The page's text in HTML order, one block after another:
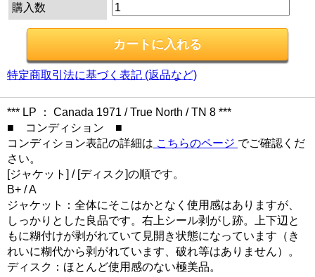
購入数
特定商取引法に基づく表記 (返品など)
*** LP ： Canada 1971 / True North / TN 8 ***
■ コンディション ■
コンディション表記の詳細は こちらのページ でご確認くだ
さい。
[ジャケット] / [ディスク]の順です。
B+ / A
ジャケット：全体にそこはかとなく使用感はありますが、
しっかりとした良品です。右上シール剥がし跡。上下辺と
もに糊付けが剥がれていて見開き状態になっています（き
れいに糊代から剥がれています、破れ等はありません）。
ディスク：ほとんど使用感のない極美品。